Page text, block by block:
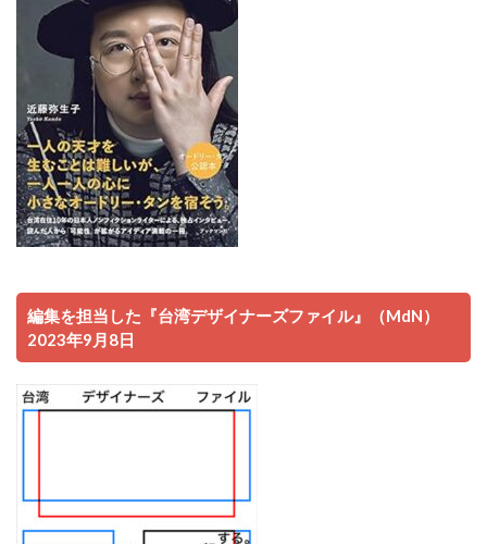
編集を担当した『台湾デザイナーズファイル』（MdN）
2023年9月8日